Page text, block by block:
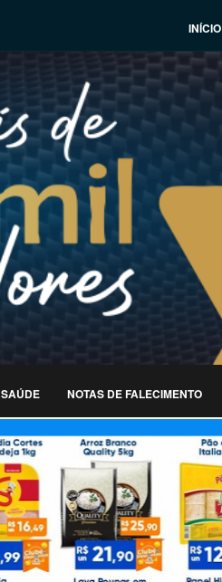
INÍCIO
SAÚDE NOTAS DE FALECIMENTO